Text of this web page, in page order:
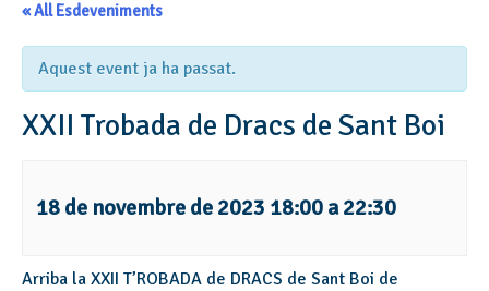
« All Esdeveniments
Aquest event ja ha passat.
XXII Trobada de Dracs de Sant Boi
18 de novembre de 2023 18:00 a22:30
Arriba la XXII T’ROBADA de DRACS de Sant Boi de